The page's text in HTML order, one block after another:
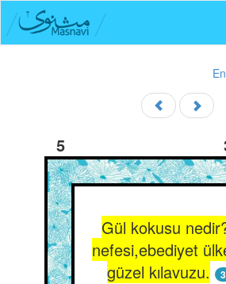
5
Gül kokusu
nefesi,ebediyet
güzel kılavuzu.